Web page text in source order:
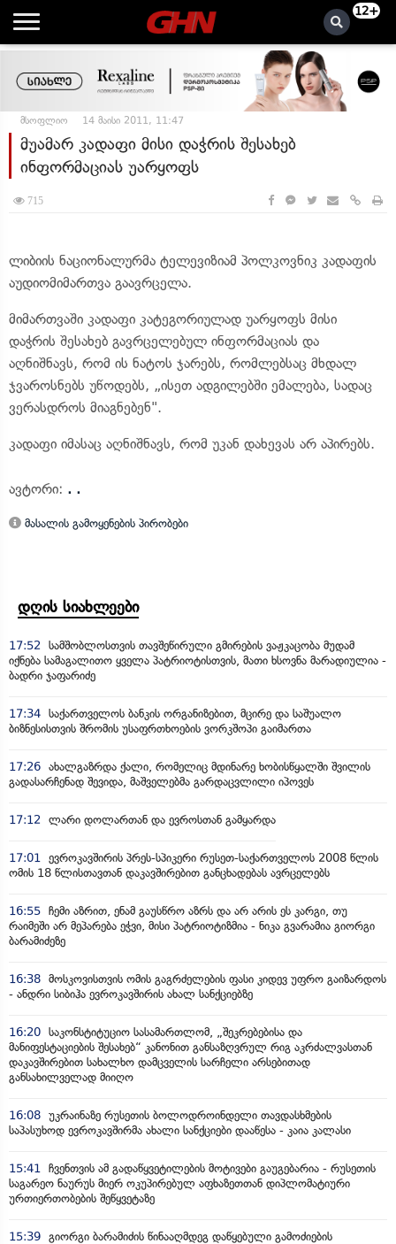
12+
მსოფლიო 14 მაისი 2011, 11:47
მუამარ კადაფი მისი დაჭრის შესახებ
ინფორმაციას უარყოფს
715
ლიბიის ნაციონალურმა ტელევიზიამ პოლკოვნიკ კადაფის
აუდიომიმართვა გაავრცელა.
მიმართვაში კადაფი კატეგორიულად უარყოფს მისი
დაჭრის შესახებ გავრცელებულ ინფორმაციას და
აღნიშნავს, რომ ის ნატოს ჯარებს, რომლებსაც მხდალ
ჯვაროსნებს უწოდებს, „ისეთ ადგილებში ემალება, სადაც
ვერასდროს მიაგნებენ".
კადაფი იმასაც აღნიშნავს, რომ უკან დახევას არ აპირებს.
ავტორი: . .
მასალის გამოყენების პირობები
დღის სიახლეები
17:52 სამშობლოსთვის თავშეწირული გმირების ვაჟკაცობა მუდამ
იქნება სამაგალითო ყველა პატრიოტისთვის, მათი ხსოვნა მარადიულია -
ბადრი ჯაფარიძე
17:34 საქართველოს ბანკის ორგანიზებით, მცირე და საშუალო
ბიზნესისთვის შრომის უსაფრთხოების ვორკშოპი გაიმართა
17:26 ახალგაზრდა ქალი, რომელიც მდინარე ხობისწყალში შვილის
გადასარჩენად შევიდა, მაშველებმა გარდაცვლილი იპოვეს
17:12 ლარი დოლართან და ევროსთან გამყარდა
17:01 ევროკავშირის პრეს-სპიკერი რუსეთ-საქართველოს 2008 წლის
ომის 18 წლისთავთან დაკავშირებით განცხადებას ავრცელებს
16:55 ჩემი აზრით, ენამ გაუსწრო აზრს და არ არის ეს კარგი, თუ
რაიმეში არ მეპარება ეჭვი, მისი პატრიოტიზმია - ნიკა გვარამია გიორგი
ბარამიძეზე
16:38 მოსკოვისთვის ომის გაგრძელების ფასი კიდევ უფრო გაიზარდოს
- ანდრი სიბიჰა ევროკავშირის ახალ სანქციებზე
16:20 საკონსტიტუციო სასამართლომ, „შეკრებებისა და
მანიფესტაციების შესახებ“ კანონით განსაზღვრულ რიგ აკრძალვასთან
დაკავშირებით სახალხო დამცველის სარჩელი არსებითად
განსახილველად მიიღო
16:08 უკრაინაზე რუსეთის ბოლოდროინდელი თავდასხმების
საპასუხოდ ევროკავშირმა ახალი სანქციები დააწესა - კაია კალასი
15:41 ჩვენთვის ამ გადაწყვეტილების მოტივები გაუგებარია - რუსეთის
საგარეო ნაურუს მიერ ოკუპირებულ აფხაზეთთან დიპლომატიური
ურთიერთობების შეწყვეტაზე
15:39 გიორგი ბარამიძის წინააღმდეგ დაწყებული გამოძიების